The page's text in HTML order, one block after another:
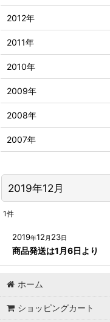
2019年12月
1件
2019年12 月 23日
商品発送は1月6日より
2012年
2011年
2010年
2009年
2008年
2007年
ホーム
ショッピングカート